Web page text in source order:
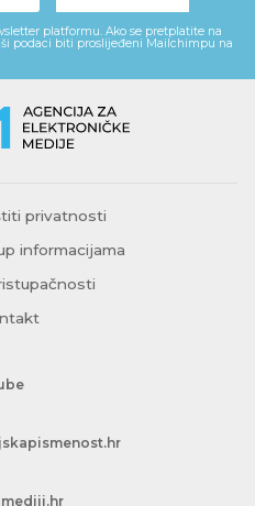
platformu. Ako se pretplatite na
podaci biti proslijeđeni Mailchimpu na
privatnosti
informacijama